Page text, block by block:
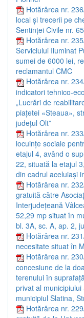
Hotărârea nr.
local și trecerii pe
Sentinței Civile nr.
Hotărârea nr.
Serviciului Iluminat
sumei de 6000 lei,
reclamantul CMC
Hotărârea nr.
indicatori tehnico-
„Lucrări de
piațetei «Steaua»,
județul Olt”
Hotărârea nr.
locuințe sociale
etajul 4, având o
22, situată la etajul
din cadrul aceluiași
Hotărârea nr.
gratuită către
Interjudețeană
52,29 mp situat în
bl. 3A, sc. A, ap. 2,
Hotărârea nr.
necesitate situat în
Hotărârea nr.
concesiune de la
terenului în
privat al
municipiul Slatina,
Hotărârea nr.